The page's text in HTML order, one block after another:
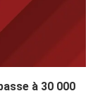
à 30 000